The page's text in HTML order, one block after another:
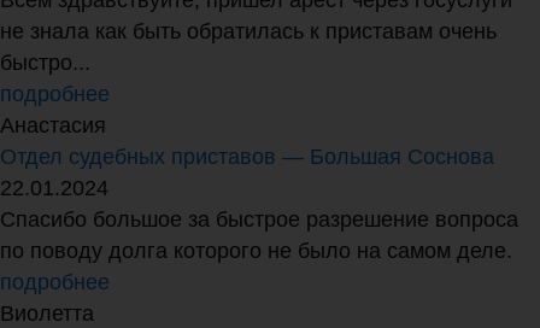
не знала как быть обратилась к приставам очень
быстро...
подробнее
Анастасия
Отдел судебных приставов — Большая Соснова
22.01.2024
Спасибо большое за быстрое разрешение вопроса
по поводу долга которого не было на самом деле.
подробнее
Виолетта